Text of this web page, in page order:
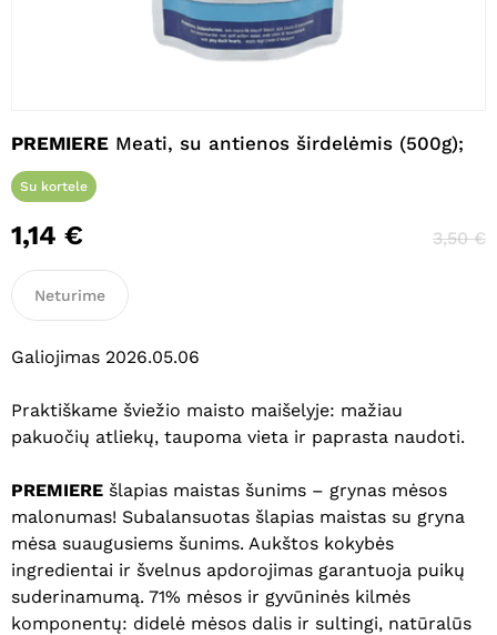
PREMIERE Meati, su antienos širdelėmis (500g);
Su kortele
1,14 € 3,50€
Neturime
Galiojimas 2026.05.06
Praktiškame šviežio maisto maišelyje: mažiau
pakuočių atliekų, taupoma vieta ir paprasta naudoti.
PREMIERE šlapias maistas šunims – grynas mėsos
malonumas! Subalansuotas šlapias maistas su gryna
mėsa suaugusiems šunims. Aukštos kokybės
ingredientai ir švelnus apdorojimas garantuoja puikų
suderinamumą. 71% mėsos ir gyvūninės kilmės
komponentų: didelė mėsos dalis ir sultingi, natūralūs